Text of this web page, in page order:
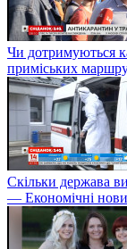
Чи дотримуються
приміських
Скільки держава
— Економічні